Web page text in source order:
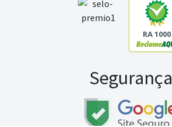
RA 1000
Segurança